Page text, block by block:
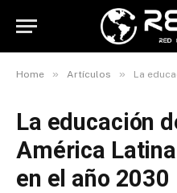
Home » Artículos » La educación
La educación
América
en el año 2030